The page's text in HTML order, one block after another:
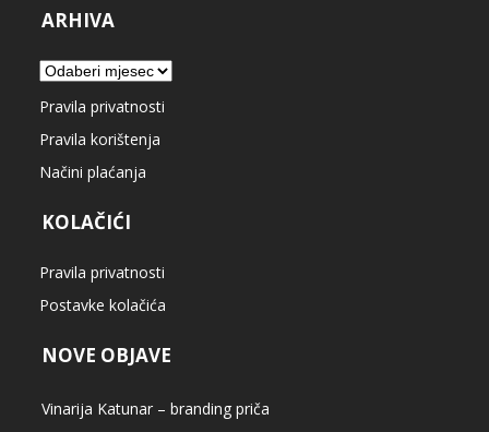
ARHIVA
Arhiva
Pravila privatnosti
Pravila korištenja
Načini plaćanja
KOLAČIĆI
Pravila privatnosti
Postavke kolačića
NOVE OBJAVE
Vinarija Katunar – branding priča